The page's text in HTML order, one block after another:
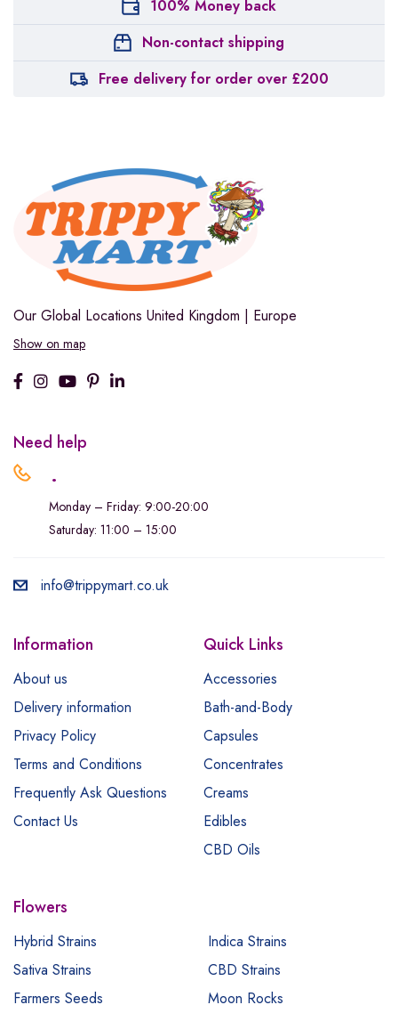
100% Money back
Non-contact shipping
Free delivery for order over £200
Our Global Locations United Kingdom | Europe
Show on map
Need help
.
Monday – Friday: 9:00-20:00
Saturday: 11:00 – 15:00
info@trippymart.co.uk
Information
About us
Delivery information
Privacy Policy
Terms and Conditions
Frequently Ask Questions
Contact Us
Quick Links
Accessories
Bath-and-Body
Capsules
Concentrates
Creams
Edibles
CBD Oils
Flowers
Hybrid Strains
Indica Strains
Sativa Strains
CBD Strains
Farmers Seeds
Moon Rocks